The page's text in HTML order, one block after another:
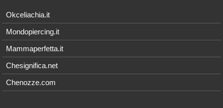
Okceliachia.it
Mondopiercing.it
Mammaperfetta.it
Chesignifica.net
Chenozze.com